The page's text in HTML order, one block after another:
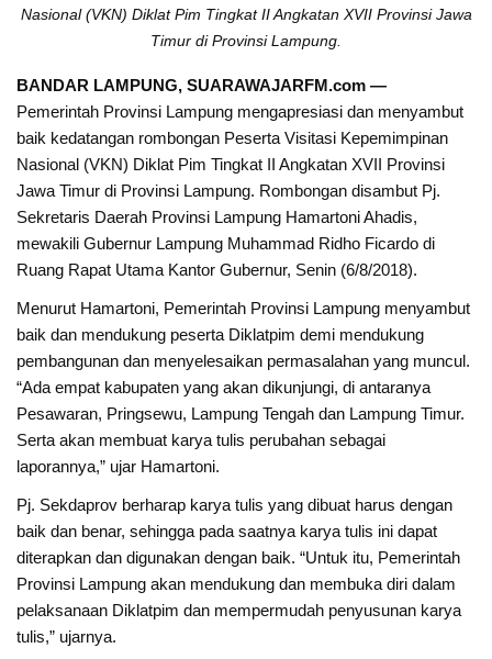
Nasional (VKN) Diklat Pim Tingkat II Angkatan XVII Provinsi Jawa
Timur di Provinsi Lampung.
BANDAR LAMPUNG, SUARAWAJARFM.com —
Pemerintah Provinsi Lampung mengapresiasi dan menyambut
baik kedatangan rombongan Peserta Visitasi Kepemimpinan
Nasional (VKN) Diklat Pim Tingkat II Angkatan XVII Provinsi
Jawa Timur di Provinsi Lampung. Rombongan disambut Pj.
Sekretaris Daerah Provinsi Lampung Hamartoni Ahadis,
mewakili Gubernur Lampung Muhammad Ridho Ficardo di
Ruang Rapat Utama Kantor Gubernur, Senin (6/8/2018).
Menurut Hamartoni, Pemerintah Provinsi Lampung menyambut
baik dan mendukung peserta Diklatpim demi mendukung
pembangunan dan menyelesaikan permasalahan yang muncul.
“Ada empat kabupaten yang akan dikunjungi, di antaranya
Pesawaran, Pringsewu, Lampung Tengah dan Lampung Timur.
Serta akan membuat karya tulis perubahan sebagai
laporannya,” ujar Hamartoni.
Pj. Sekdaprov berharap karya tulis yang dibuat harus dengan
baik dan benar, sehingga pada saatnya karya tulis ini dapat
diterapkan dan digunakan dengan baik. “Untuk itu, Pemerintah
Provinsi Lampung akan mendukung dan membuka diri dalam
pelaksanaan Diklatpim dan mempermudah penyusunan karya
tulis,” ujarnya.